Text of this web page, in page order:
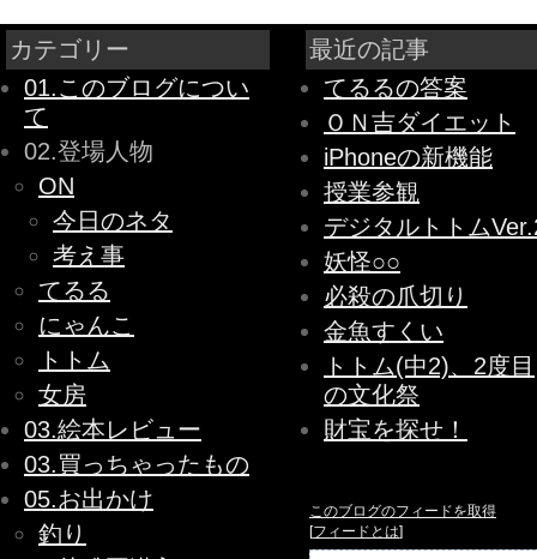
カテゴリー
01.このブログについ
て
02.登場人物
ON
今日のネタ
考え事
てるる
にゃんこ
トトム
女房
03.絵本レビュー
03.買っちゃったもの
05.お出かけ
釣り
最近の記事
てるるの答案
ＯＮ吉ダイエット
iPhoneの新機能
授業参観
デジタルトトム
妖怪○○
必殺の爪切り
金魚すくい
トトム(中2)、2度目
の文化祭
財宝を探せ！
このブログのフィードを取得
[フィードとは]